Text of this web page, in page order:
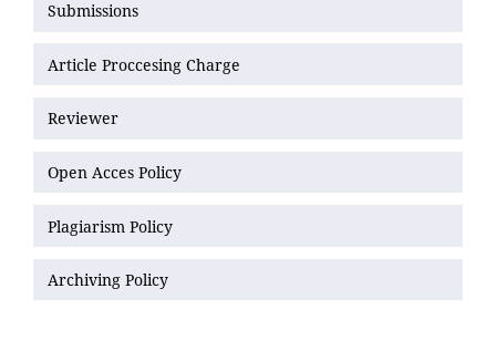
Submissions
Article Proccesing Charge
Reviewer
Open Acces Policy
Plagiarism Policy
Archiving Policy